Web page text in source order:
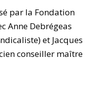
par la Fondation
Anne Debrégeas
et Jacques
conseiller maître